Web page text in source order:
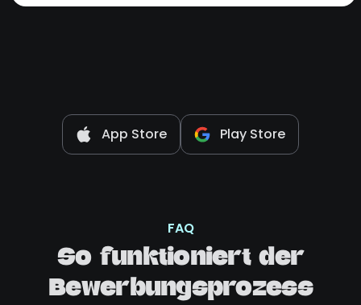
App Store Play Store
FAQ
So funktioniert der
Bewerbungsprozess